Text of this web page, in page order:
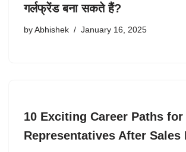
गर्लफ्रेंड बना सकते हैं?
by Abhishek January 16, 2025
10 Exciting Career Paths for
Representatives After Sales